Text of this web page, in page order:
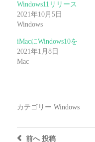
Windows11リリース
2021年10月5日
Windows
iMacにWindows10を
2021年1月8日
Mac
カテゴリー Windows
前へ投稿